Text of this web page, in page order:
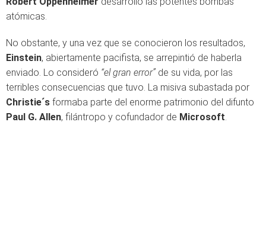
atómicas.
No obstante, y una vez que se conocieron los resultados,
Einstein, abiertamente pacifista, se arrepintió de haberla
enviado. Lo consideró “el gran error”de su vida, por las
terribles consecuencias que tuvo. La misiva subastada por
Christie´s formaba parte del enorme patrimonio del difunto
Paul G. Allen, filántropo y cofundador de Microsoft.